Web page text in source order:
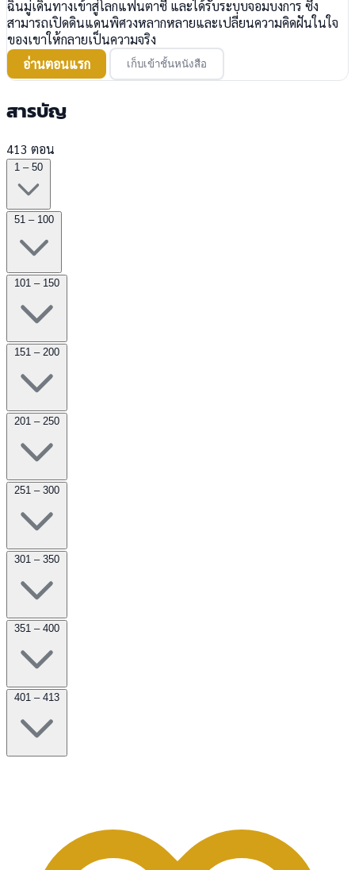
ฉินมู่เดินทางเข้าสู่โลกแฟนตาซี และได้รับระบบจอมบงการ ซึ่ง
สามารถเปิดดินแดนพิศวงหลากหลายและเปลี่ยนความคิดฝันในใจ
ของเขาให้กลายเป็นความจริง
อ่านตอนแรก
เก็บเข้าชั้นหนังสือ
สารบัญ
413 ตอน
1 – 50
51 – 100
101 – 150
151 – 200
201 – 250
251 – 300
301 – 350
351 – 400
401 – 413